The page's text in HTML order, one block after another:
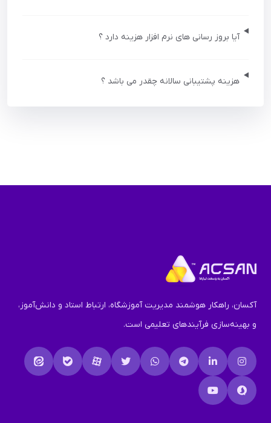
آیا بروز رسانی های نرم افزار هزینه دارد ؟
هزینه پشتیبانی سالانه چقدر می باشد ؟
آکسان، راهکار هوشمند مدیریت آموزشگاه، ارتباط استاد و دانش‌آموز،
و بهینه‌سازی فرآیندهای تعلیمی است.